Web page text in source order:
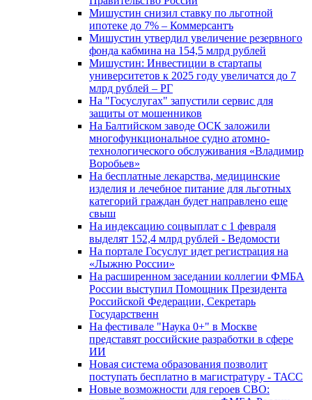
Мишустин снизил ставку по льготной
ипотеке до 7% – Коммерсантъ
Мишустин утвердил увеличение резервного
фонда кабмина на 154,5 млрд рублей
Мишустин: Инвестиции в стартапы
университетов к 2025 году увеличатся до 7
млрд рублей – РГ
На "Госуслугах" запустили сервис для
защиты от мошенников
На Балтийском заводе ОСК заложили
многофункциональное судно атомно-
технологического обслуживания «Владимир
Воробьев»
На бесплатные лекарства, медицинские
изделия и лечебное питание для льготных
категорий граждан будет направлено еще
свыш
На индексацию соцвыплат с 1 февраля
выделят 152,4 млрд рублей - Ведомости
На портале Госуслуг идет регистрация на
«Лыжню России»
На расширенном заседании коллегии ФМБА
России выступил Помощник Президента
Российской Федерации, Секретарь
Государственн
На фестивале "Наука 0+" в Москве
представят российские разработки в сфере
ИИ
Новая система образования позволит
поступать бесплатно в магистратуру - ТАСС
Новые возможности для героев СВО: